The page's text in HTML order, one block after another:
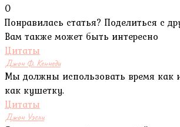
0
Понравилась статья? Поделиться с
Вам также может быть интересно
Цитаты
Джон Ф. Кеннеди
Мы должны использовать время как
как кушетку.
Цитаты
Джон Уэсли